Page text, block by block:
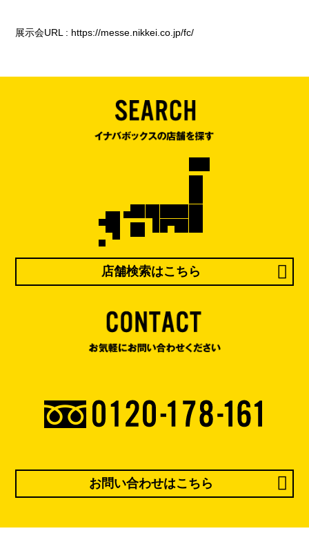
展示会URL : https://messe.nikkei.co.jp/fc/
店舗検索はこちら
お問い合わせはこちら